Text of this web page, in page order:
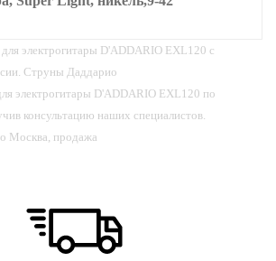
электрогитары D'ADDARIO EXL120 с
Струны Даддарио
электрогитары D'ADDARIO EXL120 по
консультацию наших специалистов.
Москва, продажа